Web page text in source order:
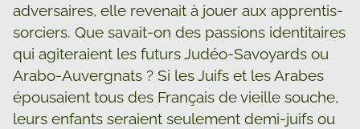
adversaires, elle revenait à jouer aux apprentis-
sorciers. Que savait-on des passions identitaires
qui agiteraient les futurs Judéo-Savoyards ou
Arabo-Auvergnats ? Si les Juifs et les Arabes
épousaient tous des Français de vieille souche,
leurs enfants seraient seulement demi-juifs ou